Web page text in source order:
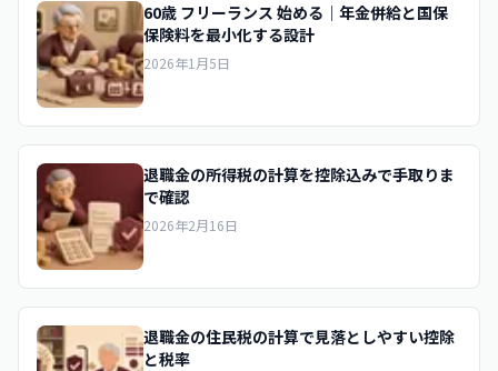
60歳 フリーランス 始める｜年金併給と国保
保険料を最小化する設計
2026年1月5日
退職金の所得税の計算を控除込みで手取りま
で確認
2026年2月16日
退職金の住民税の計算で見落としやすい控除
と税率